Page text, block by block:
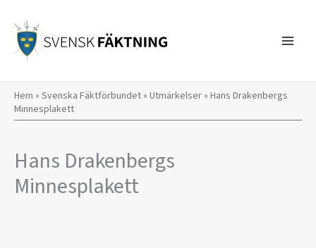
innehåll
Hem » Svenska Fäktförbundet» Utmärkelser» Hans Drakenbergs
Minnesplakett
Hans Drakenbergs
Minnesplakett